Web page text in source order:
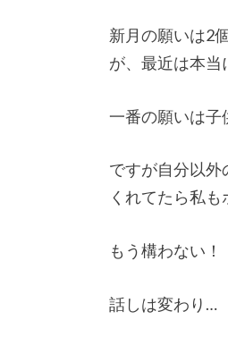
新月の願いは2
が、最近は本当
一番の願いは子
ですが自分以
くれてたら私も
もう構わない！
話しは変わり…